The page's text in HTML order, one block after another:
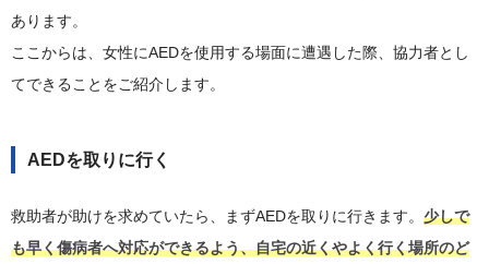
あります。
ここからは、女性にAEDを使用する場面に遭遇した際、協力者とし
てできることをご紹介します。
AEDを取りに行く
救助者が助けを求めていたら、まずAEDを取りに行きます。 少しで
も早く傷病者へ対応ができるよう、自宅の近くやよく行く場所のど